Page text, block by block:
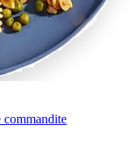
commandite